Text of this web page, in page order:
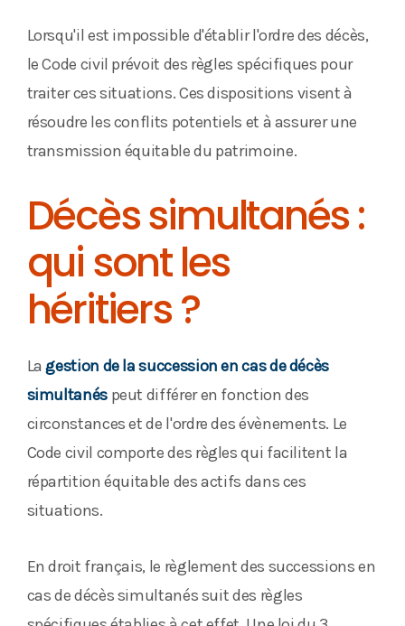
Lorsqu'il est impossible d'établir l'ordre des décès,
le Code civil prévoit des règles spécifiques pour
traiter ces situations. Ces dispositions visent à
résoudre les conflits potentiels et à assurer une
transmission équitable du patrimoine.
Décès simultanés :
qui sont les
héritiers ?
La gestion de la succession en cas de décès
simultanéspeut différer en fonction des
circonstances et de l'ordre des évènements. Le
Code civil comporte des règles qui facilitent la
répartition équitable des actifs dans ces
situations.
En droit français, le règlement des successions en
cas de décès simultanés suit des règles